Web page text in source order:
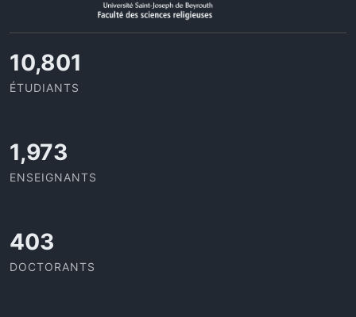
11,418
ÉTUDIANTS
2,086
ENSEIGNANTS
426
DOCTORANTS